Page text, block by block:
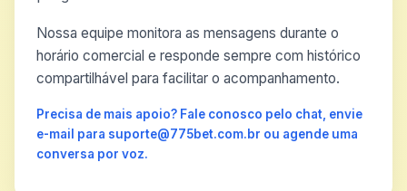
Nossa equipe monitora as mensagens durante o
horário comercial e responde sempre com histórico
compartilhável para facilitar o acompanhamento.
Precisa de mais apoio? Fale conosco pelo chat, envie
e-mail para suporte@775bet.com.br ou agende uma
conversa por voz.